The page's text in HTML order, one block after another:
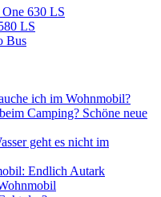
630 LS
LS
Bus
ich im Wohnmobil?
Camping? Schöne neue
geht es nicht im
Endlich Autark